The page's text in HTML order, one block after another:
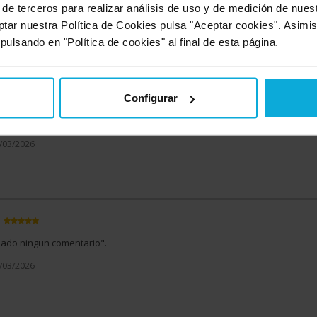
terceros para realizar análisis de uso y de medición de
nuestra Política de Cookies pulsa "Aceptar cookies".
en "Política de cookies" al final de esta página.
Configurar
2026
esta oferta
ningun comentario".
2026
ningun comentario".
2026